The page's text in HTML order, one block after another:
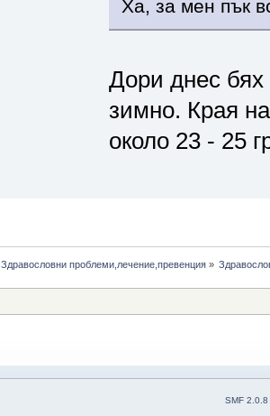
Ха, за мен пък
Дори днес
зимно. Края
около 23 - 25
Здравословни проблеми,лечение,превенция»
SMF 2.0.8